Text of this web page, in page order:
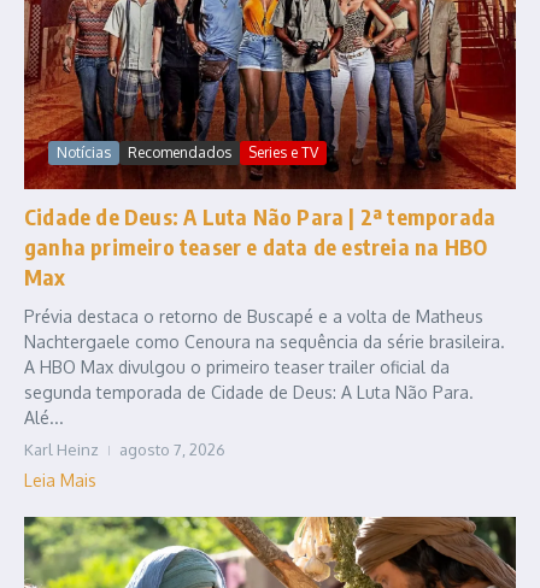
Notícias Recomendados Series e TV
Cidade de Deus: A Luta Não Para | 2ª temporada
ganha primeiro teaser e data de estreia na HBO
Max
Prévia destaca o retorno de Buscapé e a volta de Matheus
Nachtergaele como Cenoura na sequência da série brasileira.
A HBO Max divulgou o primeiro teaser trailer oficial da
segunda temporada de Cidade de Deus: A Luta Não Para.
Alé...
Karl Heinz agosto 7, 2026
Leia Mais